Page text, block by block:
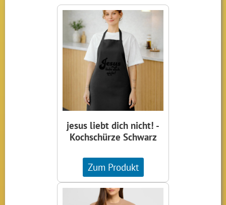
jesus liebt dich nicht! -
Kochschürze Schwarz
Zum Produkt